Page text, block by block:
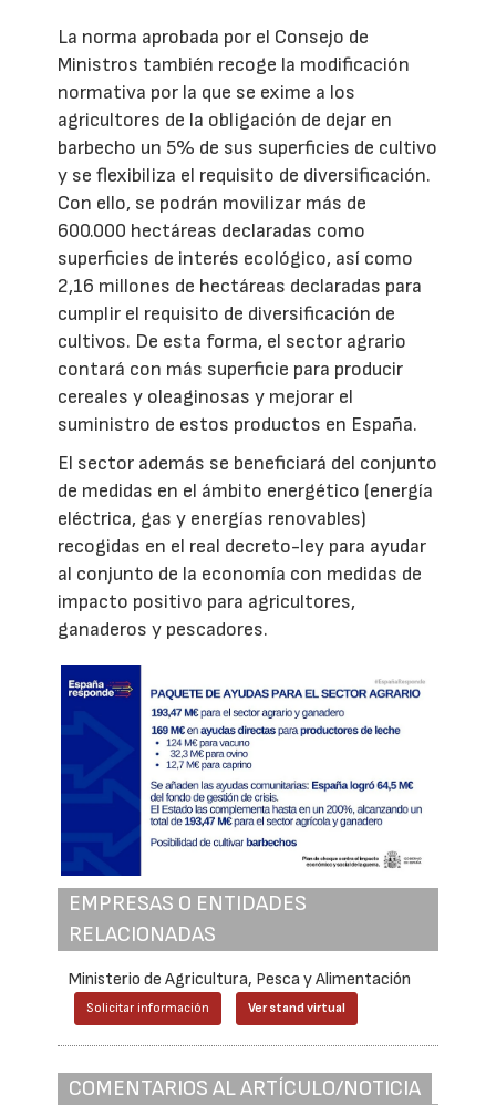
La norma aprobada por el Consejo de
Ministros también recoge la modificación
normativa por la que se exime a los
agricultores de la obligación de dejar en
barbecho un 5% de sus superficies de cultivo
y se flexibiliza el requisito de diversificación.
Con ello, se podrán movilizar más de
600.000 hectáreas declaradas como
superficies de interés ecológico, así como
2,16 millones de hectáreas declaradas para
cumplir el requisito de diversificación de
cultivos. De esta forma, el sector agrario
contará con más superficie para producir
cereales y oleaginosas y mejorar el
suministro de estos productos en España.
El sector además se beneficiará del conjunto
de medidas en el ámbito energético (energía
eléctrica, gas y energías renovables)
recogidas en el real decreto-ley para ayudar
al conjunto de la economía con medidas de
impacto positivo para agricultores,
ganaderos y pescadores.
EMPRESAS O ENTIDADES
RELACIONADAS
Ministerio de Agricultura, Pesca y Alimentación
Solicitar información Ver stand virtual
COMENTARIOS AL ARTÍCULO/NOTICIA